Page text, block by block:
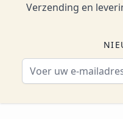
Verzending en